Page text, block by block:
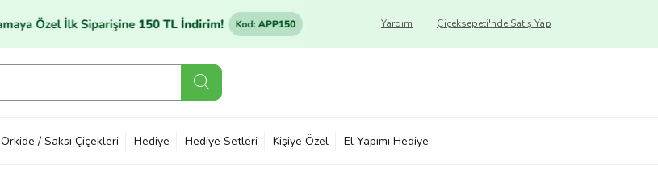
Çiçeksepeti'nde Satış Yap
Yardım
Orkide / Saksı Çiçekleri Hediye Hediye Setleri Kişiye Özel El Yapımı Hediye